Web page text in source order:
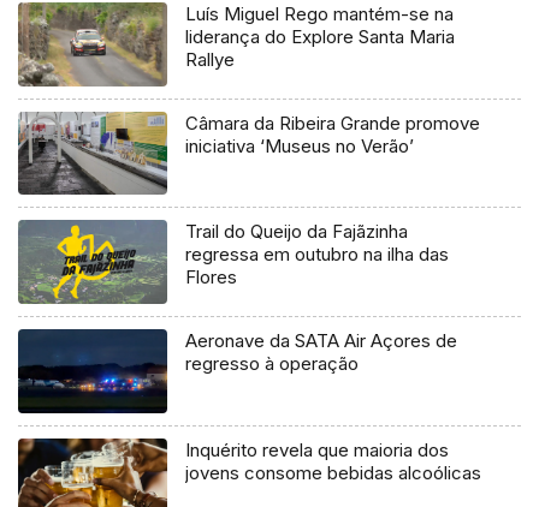
Luís Miguel Rego mantém-se na
liderança do Explore Santa Maria
Rallye
Câmara da Ribeira Grande promove
iniciativa ‘Museus no Verão’
Trail do Queijo da Fajãzinha
regressa em outubro na ilha das
Flores
Aeronave da SATA Air Açores de
regresso à operação
Inquérito revela que maioria dos
jovens consome bebidas alcoólicas